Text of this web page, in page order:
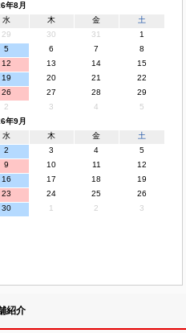
年8月
水 木 金
土
29 30 31
1
5 6 7
8
12 13 14
15
19 20 21
22
26 27 28
29
2 3 4
5
年9月
水 木 金
土
2 3 4
5
9 10 11
12
16 17 18
19
23 24 25
26
30 1 2 3
紹介